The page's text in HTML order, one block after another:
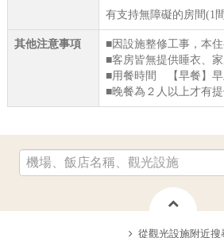
有支持無障礙的房間(1
其他注意事項
■因設施整修工事，本
■客房皆無提供睡衣、家
■用餐時間 【早餐】早
■晚餐為２人以上才有
從觀光設施附近搜